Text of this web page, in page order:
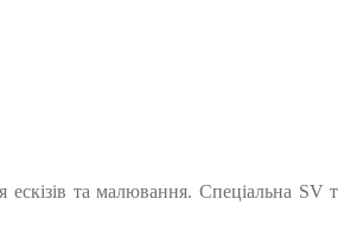
ескізів та малювання. Спеціальна SV